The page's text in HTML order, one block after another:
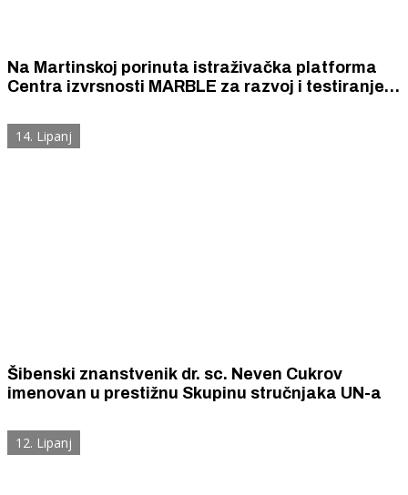
Na Martinskoj porinuta istraživačka platforma
Centra izvrsnosti MARBLE za razvoj i testiranje
14. Lipanj
Šibenski znanstvenik dr. sc. Neven Cukrov
imenovan u prestižnu Skupinu stručnjaka UN-a
12. Lipanj